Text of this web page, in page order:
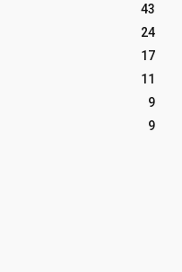
43
24
17
11
9
9